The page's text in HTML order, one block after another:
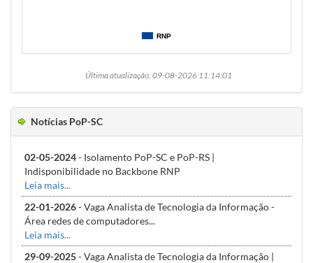
RNP
Última atualização: 09-08-2026 11:14:01
Notícias PoP-SC
02-05-2024- Isolamento PoP-SC e PoP-RS |
Indisponibilidade no Backbone RNP
Leia mais...
22-01-2026- Vaga Analista de Tecnologia da Informação -
Área redes de computadores...
Leia mais...
29-09-2025- Vaga Analista de Tecnologia da Informação |